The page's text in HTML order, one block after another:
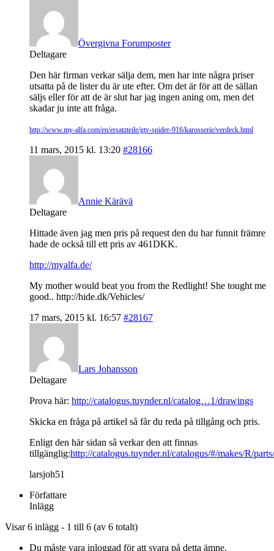
Övergivna Forumposter
Deltagare
Den här firman verkar sälja dem, men har inte några priser
utsatta på de lister du är ute efter. Om det är för att de sällan
säljs eller för att de är slut har jag ingen aning om, men det
skadar ju inte att fråga.
http://www.my-alfa.com/en/ersatzteile/gtv-spider-916/karosserie/verdeck.html
11 mars, 2015 kl. 13:20 #28166
Annie Kärävä
Deltagare
Hittade även jag men pris på request den du har funnit främre
hade de också till ett pris av 461DKK.
http://myalfa.de/
My mother would beat you from the Redlight! She tought me
good.. http://hide.dk/Vehicles/
17 mars, 2015 kl. 16:57 #28167
Lars Johansson
Deltagare
Prova här: http://catalogus.tuynder.nl/catalog…1/drawings
Skicka en fråga på artikel så får du reda på tillgång och pris.
Enligt den här sidan så verkar den att finnas
tillgänglig:http://catalogus.tuynder.nl/catalogus/#/makes/R/
larsjoh51
Författare
Inlägg
Visar 6 inlägg - 1 till 6 (av 6 totalt)
Du måste vara inloggad för att svara på detta ämne.